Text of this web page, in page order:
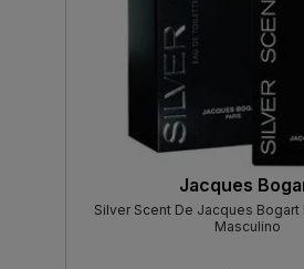
Jacques
Silver Scent De Jacques Bogart
Masculino